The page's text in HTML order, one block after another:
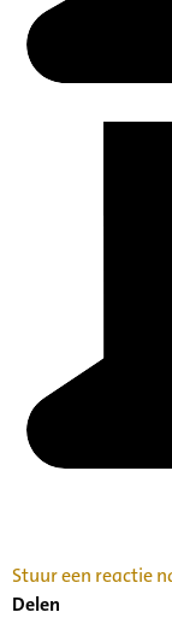
Stuur een reactie
Delen